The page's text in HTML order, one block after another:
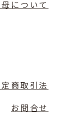
について
定商取引法
お問合せ